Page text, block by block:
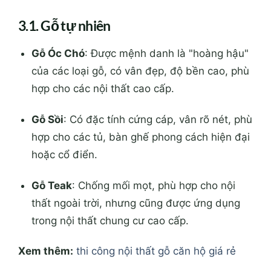
3.1. Gỗ tự nhiên
Gỗ Óc Chó: Được mệnh danh là "hoàng hậu"
của các loại gỗ, có vân đẹp, độ bền cao, phù
hợp cho các nội thất cao cấp.
Gỗ Sồi: Có đặc tính cứng cáp, vân rõ nét, phù
hợp cho các tủ, bàn ghế phong cách hiện đại
hoặc cổ điển.
Gỗ Teak: Chống mối mọt, phù hợp cho nội
thất ngoài trời, nhưng cũng được ứng dụng
trong nội thất chung cư cao cấp.
Xem thêm: thi công nội thất gỗ căn hộ giá rẻ